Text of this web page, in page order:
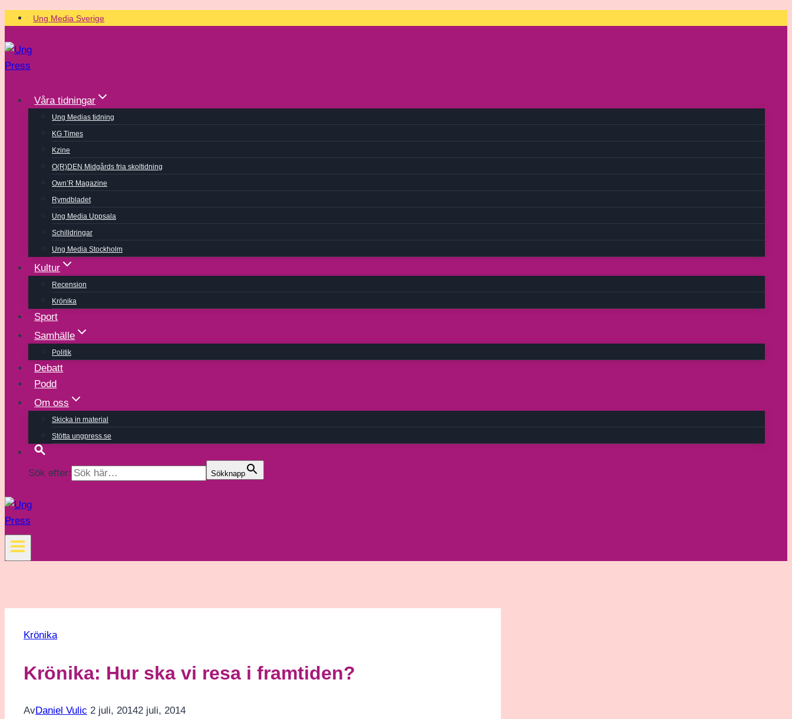
Skip
content
Ung Media Sverige
Våra tidningar
Ung Medias tidning
KG Times
Kzine
O(R)DEN Midgårds fria skoltidning
Own’R Magazine
Rymdbladet
Ung Media Uppsala
Schilldringar
Ung Media Stockholm
Kultur
Recension
Krönika
Sport
Samhälle
Politik
Debatt
Podd
Om oss
Skicka in material
Stötta ungpress.se
Sök efter: Sökknapp
Krönika
Krönika: Hur ska vi resa i framtiden?
AvDaniel Vulic 2 juli, 20142 juli, 2014